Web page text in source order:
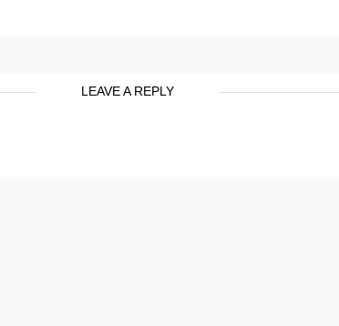
LEAVE A REPLY